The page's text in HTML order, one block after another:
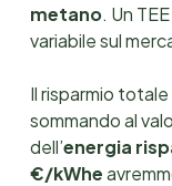
metano. Un
variabile sul
Il risparmio totale
sommando al
dell’energia
€/kWhe